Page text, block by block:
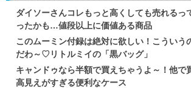
ダイソーさんコレもっと高くしても売れるっ
ったかも…値段以上に価値ある商品
このムーミン付録は絶対に欲しい！こういう
だわ～♡リトルミイの「黒バッグ」
キャンドゥなら半額で買えちゃうよ～！他
高見えがすぎる便利なケース